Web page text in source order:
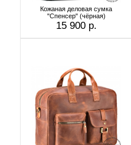
Кожаная деловая сумка
"Спенсер" (чёрная)
15 900 р.